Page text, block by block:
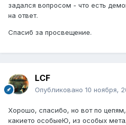
задался вопросом - что есть
на ответ.
Спасиб за просвещение.
LCF
Опубликовано 10 ноября,
Хорошо, спасибо, но вот по
какието особыеЮ, из особых